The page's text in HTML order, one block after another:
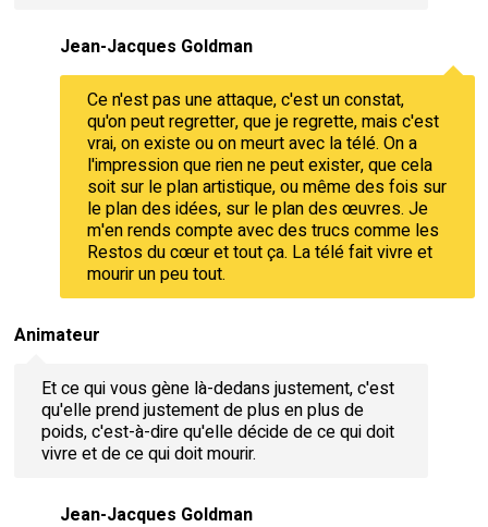
Jean-Jacques Goldman
Ce n'est pas une attaque, c'est un constat,
qu'on peut regretter, que je regrette, mais c'est
vrai, on existe ou on meurt avec la télé. On a
l'impression que rien ne peut exister, que cela
soit sur le plan artistique, ou même des fois sur
le plan des idées, sur le plan des œuvres. Je
m'en rends compte avec des trucs comme les
Restos du cœur et tout ça. La télé fait vivre et
mourir un peu tout.
Animateur
Et ce qui vous gène là-dedans justement, c'est
qu'elle prend justement de plus en plus de
poids, c'est-à-dire qu'elle décide de ce qui doit
vivre et de ce qui doit mourir.
Jean-Jacques Goldman